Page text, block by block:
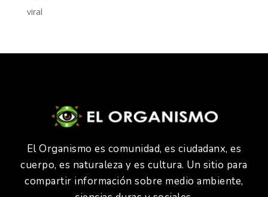
viral
El Organismo es comunidad, es ciudadanx, es
cuerpo, es naturaleza y es cultura. Un sitio para
compartir información sobre medio ambiente,